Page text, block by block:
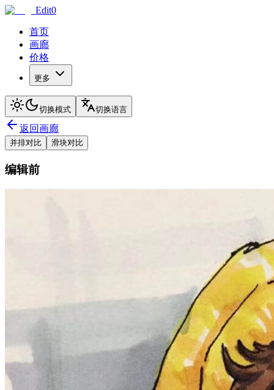
Edit0
首页
画廊
价格
更多
切换模式 切换语言
返回画廊
并排对比 滑块对比
编辑前